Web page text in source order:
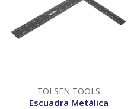
TOLSEN TOOLS
Escuadra Metálica